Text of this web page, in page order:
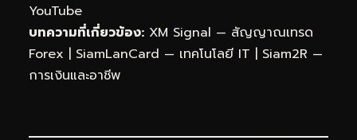
YouTube
บทความที่เกี่ยวข้อง: XM Signal — สัญญาณเทรด
Forex | SiamLanCard — เทคโนโลยี IT | Siam2R —
การเงินและอาชีพ